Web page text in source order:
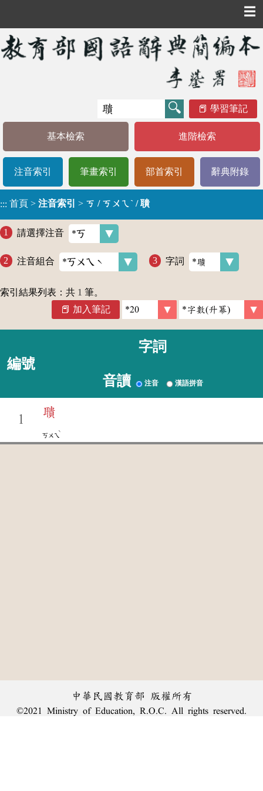
☰
學習筆記
基本檢索 進階檢索
注音索引 筆畫索引 部首索引 辭典附錄
::: 首頁 > 注音索引 > ㄎ / ㄎㄨㄟˋ / 聵
請選擇注音
注音組合 字詞
索引結果列表：共 1 筆。
加入筆記
編號
字詞
音讀 注音 漢語拼音
1
聵
ㄎㄨㄟ
ˋ
中華民國教育部 版權所有
©2021 Ministry of Education, R.O.C. All rights reserved.